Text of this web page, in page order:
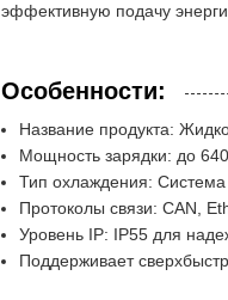
эффективную подачу
Особенности:
Название продукта:
Мощность зарядки: до
Тип охлаждения: Система
Протоколы связи: CAN,
Уровень IP: IP55 для
Поддерживает